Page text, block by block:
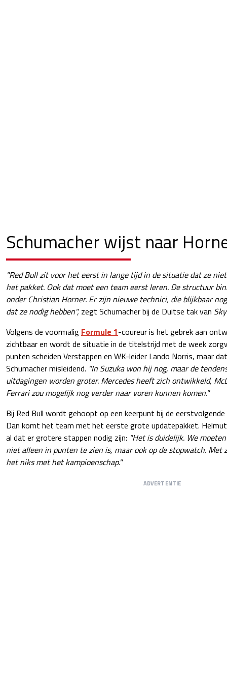
Schumacher wijst naar
"Red Bull zit voor het eerst in lange tijd in de situatie dat ze
het pakket. Ook dat moet een team eerst leren. De structuur
onder Christian Horner. Er zijn nieuwe technici, die blijkbaar
dat ze nodig hebben", zegt Schumacher bij de Duitse tak van
Volgens de voormalig Formule 1-coureur is het gebrek aan
zichtbaar en wordt de situatie in de titelstrijd met de week
punten scheiden Verstappen en WK-leider Lando Norris, maar
Schumacher misleidend. "In Suzuka won hij nog, maar de
uitdagingen worden groter. Mercedes heeft zich ontwikkeld,
Ferrari zou mogelijk nog verder naar voren kunnen komen."
Bij Red Bull wordt gehoopt op een keerpunt bij de eerstvolgende
Dan komt het team met het eerste grote updatepakket.
al dat er grotere stappen nodig zijn: "Het is duidelijk. We
niet alleen in punten te zien is, maar ook op de stopwatch. Met
het niks met het kampioenschap."
ADVERTENTIE